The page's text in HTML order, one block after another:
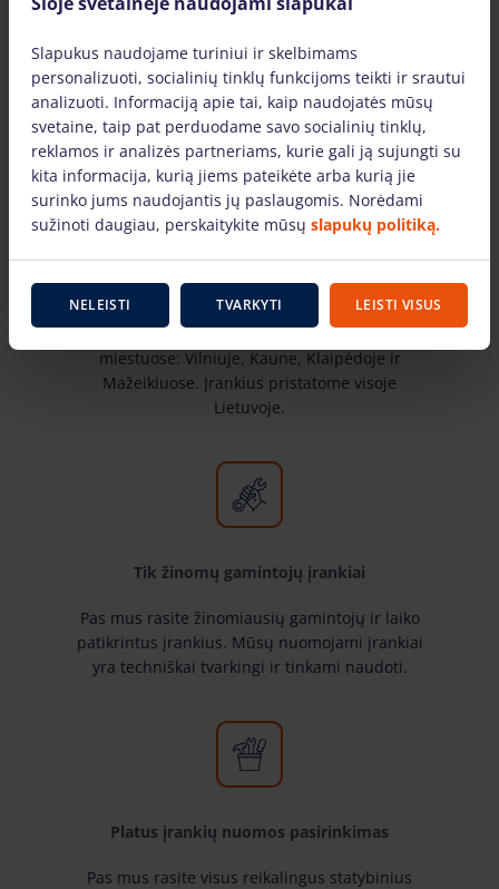
Kodėl rinktis mus?
Įrankių nuoma visoje Lietuvoje
Įrankis.lt filialus galite rasite šiuose Lietuvos
miestuose: Vilniuje, Kaune, Klaipėdoje ir
Mažeikiuose. Įrankius pristatome visoje
Lietuvoje.
Tik žinomų gamintojų įrankiai
Pas mus rasite žinomiausių gamintojų ir laiko
patikrintus įrankius. Mūsų nuomojami įrankiai
yra techniškai tvarkingi ir tinkami naudoti.
Platus įrankių nuomos pasirinkimas
Pas mus rasite visus reikalingus statybinius
Slapukus naudojame turiniui ir skelbimams
personalizuoti, socialinių tinklų funkcijoms teikti ir srautui
analizuoti. Informaciją apie tai, kaip naudojatės mūsų
svetaine, taip pat perduodame savo socialinių tinklų,
reklamos ir analizės partneriams, kurie gali ją sujungti su
kita informacija, kurią jiems pateikėte arba kurią jie
surinko jums naudojantis jų paslaugomis. Norėdami
sužinoti daugiau, perskaitykite mūsų slapukų politiką.
NELEISTI TVARKYTI LEISTI VISUS